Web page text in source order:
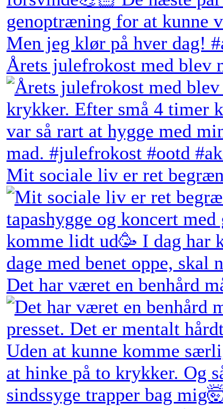
Årets julefrokost med blev
Mit sociale liv er ret
Det har været en benhård